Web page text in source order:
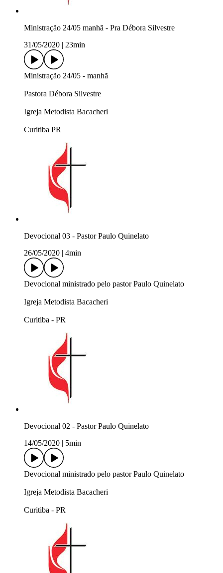
Ministração 24/05 manhã - Pra Débora Silvestre
31/05/2020
23min
Ministração 24/05 - manhã
Pastora Débora Silvestre
Igreja Metodista Bacacheri
Curitiba PR
Devocional 03 - Pastor Paulo Quinelato
26/05/2020
4min
Devocional ministrado pelo pastor Paulo Quinelato
Igreja Metodista Bacacheri
Curitiba - PR
Devocional 02 - Pastor Paulo Quinelato
14/05/2020
5min
Devocional ministrado pelo pastor Paulo Quinelato
Igreja Metodista Bacacheri
Curitiba - PR